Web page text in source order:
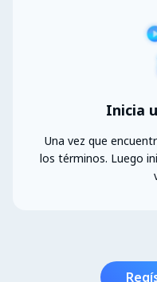
Inicia
Una vez que
los términos. Luego